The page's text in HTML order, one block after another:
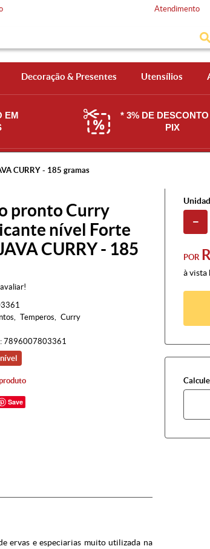
Atendimento
Decoração & Presentes Utensílios
EM
* 3% DE
PIX
CURRY - 185 gramas
pronto Curry
nível Forte
CURRY - 185
Temperos
Curry
7896007803361
Save
POR
à vista
ervas e especiarias muito utilizada na